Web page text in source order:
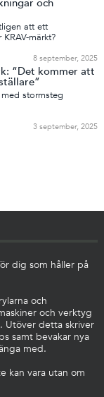
och
att ett
märkt?
8 september, 2025
“Det kommer att
stormsteg
3 september, 2025
dig som håller på
och
och verktyg
Utöver detta skriver
samt bevakar nya
med.
kan vara utan om